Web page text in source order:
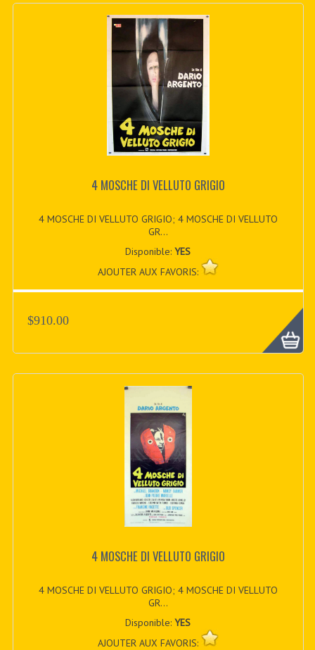
4 MOSCHE DI VELLUTO GRIGIO
4 MOSCHE DI VELLUTO GRIGIO; 4 MOSCHE DI VELLUTO
GR...
Disponible:YES
AJOUTER AUX FAVORIS:
$910.00
4 MOSCHE DI VELLUTO GRIGIO
4 MOSCHE DI VELLUTO GRIGIO; 4 MOSCHE DI VELLUTO
GR...
Disponible:YES
AJOUTER AUX FAVORIS: